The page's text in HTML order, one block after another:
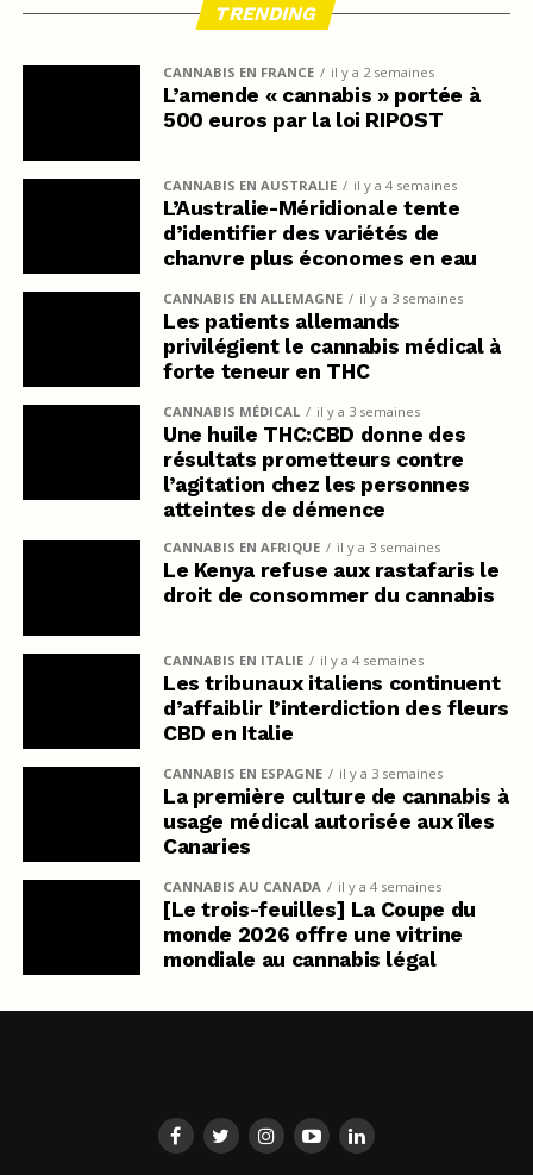
TRENDING
CANNABIS EN FRANCE il y a 2 semaines
L’amende « cannabis » portée à
500 euros par la loi RIPOST
CANNABIS EN AUSTRALIE il y a 4 semaines
L’Australie-Méridionale tente
d’identifier des variétés de
chanvre plus économes en eau
CANNABIS EN ALLEMAGNE il y a 3 semaines
Les patients allemands
privilégient le cannabis médical à
forte teneur en THC
CANNABIS MÉDICAL il y a 3 semaines
Une huile THC:CBD donne des
résultats prometteurs contre
l’agitation chez les personnes
atteintes de démence
CANNABIS EN AFRIQUE il y a 3 semaines
Le Kenya refuse aux rastafaris le
droit de consommer du cannabis
CANNABIS EN ITALIE il y a 4 semaines
Les tribunaux italiens continuent
d’affaiblir l’interdiction des fleurs
CBD en Italie
CANNABIS EN ESPAGNE il y a 3 semaines
La première culture de cannabis à
usage médical autorisée aux îles
Canaries
CANNABIS AU CANADA il y a 4 semaines
[Le trois-feuilles] La Coupe du
monde 2026 offre une vitrine
mondiale au cannabis légal